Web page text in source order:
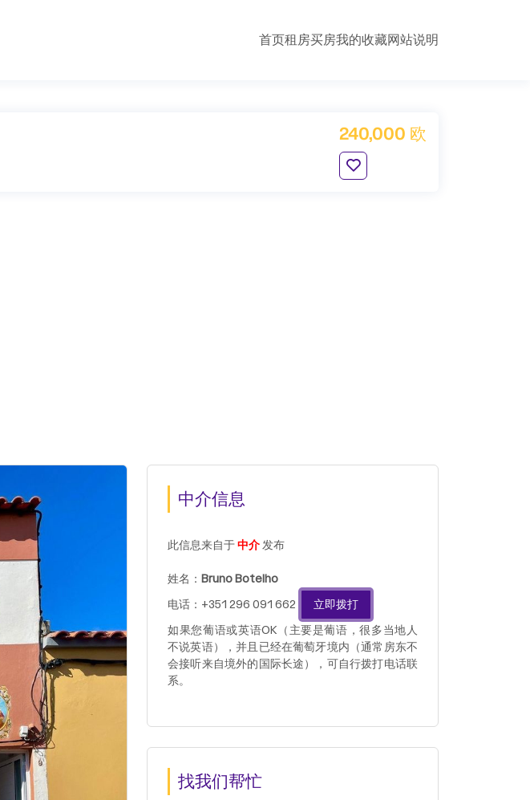
首页租房买房我的收藏网站说明
240,000 欧
中介信息
此信息来自于中介发布
姓名： Bruno Botelho
电话：+351 296 091 662
立即拨打
如果您葡语或英语OK（主要是葡语，很多当地人
不说英语），并且已经在葡萄牙境内（通常房东不
会接听来自境外的国际长途），可自行拨打电话联
系。
找我们帮忙